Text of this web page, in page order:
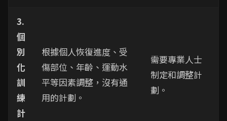
3.
個
別
化
訓
練
計
根據個人恢復進度、受
傷部位、年齡、運動水
平等因素調整，沒有通
用的計劃。
需要專業人士
制定和調整計
劃。